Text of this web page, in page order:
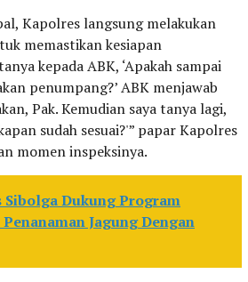
Kapolres langsung melakukan
memastikan kesiapan
kepada ABK, ‘Apakah sampai
penumpang?’ ABK menjawab
Pak. Kemudian saya tanya lagi,
sudah sesuai?'” papar Kapolres
momen inspeksinya.
Sibolga Dukung Program
Jagung Dengan